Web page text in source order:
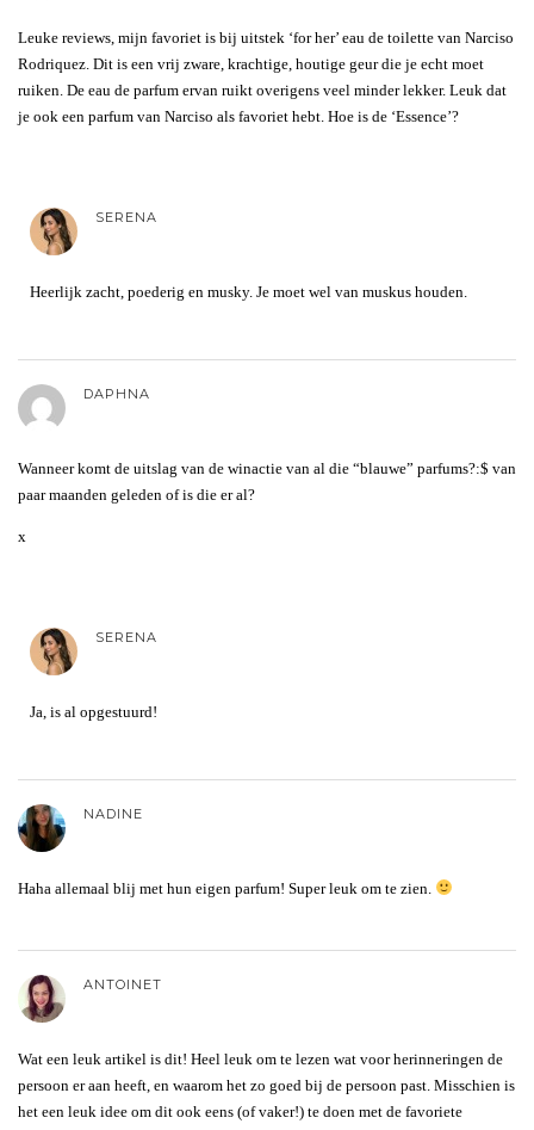
Leuke reviews, mijn favoriet is bij uitstek ‘for her’ eau de toilette van Narciso
Rodriquez. Dit is een vrij zware, krachtige, houtige geur die je echt moet
ruiken. De eau de parfum ervan ruikt overigens veel minder lekker. Leuk dat
je ook een parfum van Narciso als favoriet hebt. Hoe is de ‘Essence’?
SERENA
Heerlijk zacht, poederig en musky. Je moet wel van muskus houden.
DAPHNA
Wanneer komt de uitslag van de winactie van al die “blauwe” parfums?:$ van
paar maanden geleden of is die er al?
x
SERENA
Ja, is al opgestuurd!
NADINE
Haha allemaal blij met hun eigen parfum! Super leuk om te zien.
ANTOINET
Wat een leuk artikel is dit! Heel leuk om te lezen wat voor herinneringen de
persoon er aan heeft, en waarom het zo goed bij de persoon past. Misschien is
het een leuk idee om dit ook eens (of vaker!) te doen met de favoriete